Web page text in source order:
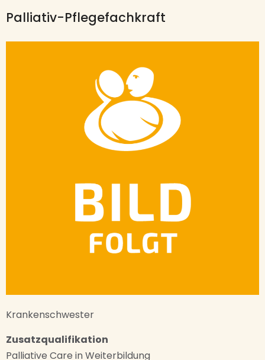
Palliativ-Pflegefachkraft
Krankenschwester
Zusatzqualifikation
Palliative Care in Weiterbildung